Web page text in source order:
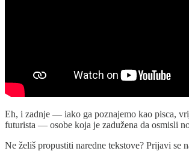
Eh, i zadnje — iako ga poznajemo kao pisca,
futurista — osobe koja je zadužena da osmisli
Ne želiš propustiti naredne tekstove? Prijavi se